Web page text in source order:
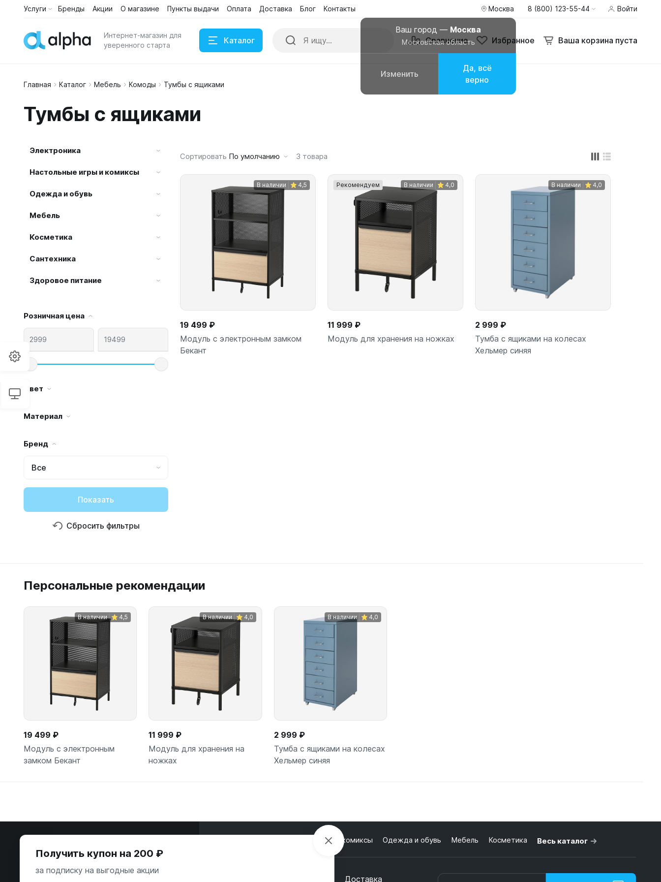
Поиск Сравнение Избранное
Услуги Бренды Акции О магазине Пункты выдачи Оплата Доставка Блог Контакты Москва
Ваш город — Москва
Московская область
Изменить
Да, всё
верно
8 (800) 123-55-44 Войти
Интернет-магазин для
уверенного старта
Каталог Сравнение Избранное Ваша корзина пуста
Наушники
Портативные колонки
Главная Каталог Мебель Комоды Тумбы с ящиками
Тумбы с ящиками
Электроника
Настольные игры и комиксы
Одежда и обувь
Мебель
Косметика
Сантехника
Здоровое питание
Розничная цена
Цвет
Материал
Бренд
Все
Показать
Сбросить фильтры
Сортировать По умолчанию 3 товара
В наличии 4,5
19 499 ₽
Модуль с электронным замком
Бекант
Рекомендуем В наличии 4,0
11 999 ₽
Модуль для хранения на ножках
В наличии 4,0
2 999 ₽
Тумба с ящиками на колесах
Хельмер синяя
Персональные рекомендации
В наличии 4,5
19 499 ₽
Модуль с электронным
замком Бекант
В наличии 4,0
11 999 ₽
Модуль для хранения на
ножках
В наличии 4,0
2 999 ₽
Тумба с ящиками на колесах
Хельмер синяя
защищены
Настольные игры и комиксы Одежда и обувь Мебель Косметика Весь каталог
Доставка
Получить купон на 200 ₽
за подписку на выгодные акции